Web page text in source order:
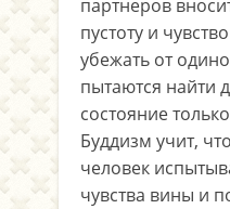
партнеров
пустоту и
убежать от
пытаются найти
состояние
Буддизм учит,
человек
чувства вины и